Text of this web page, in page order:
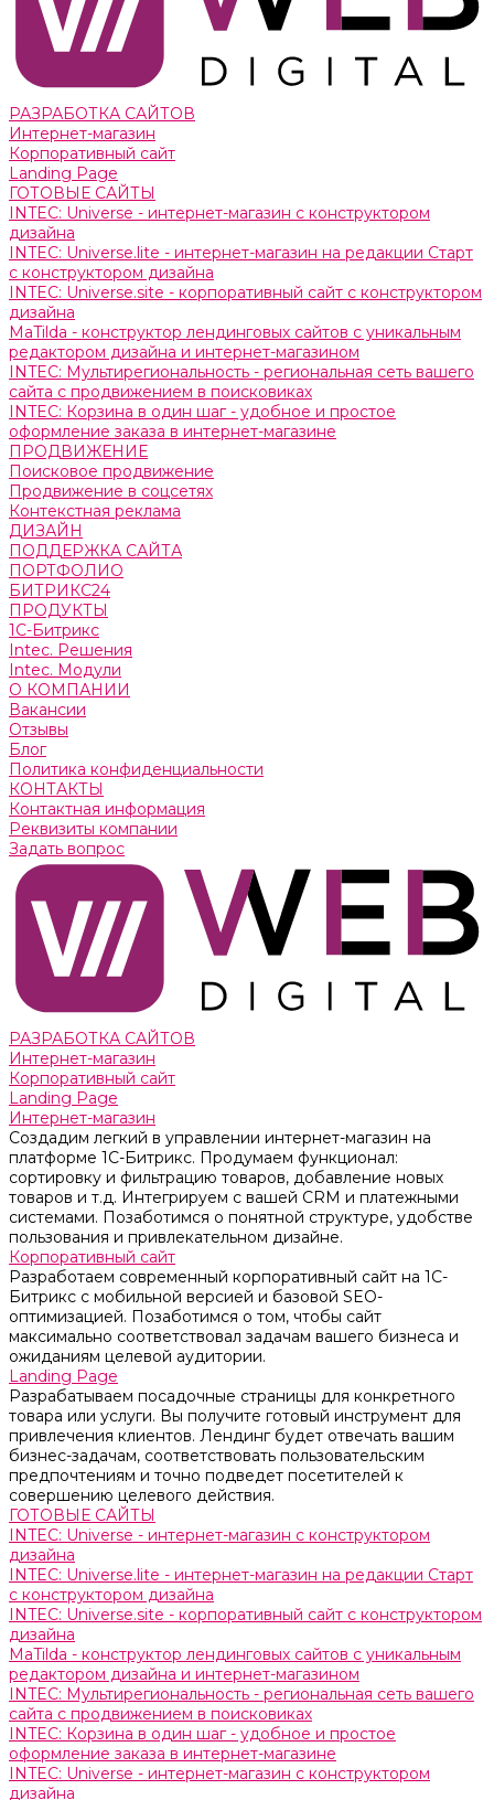
РАЗРАБОТКА САЙТОВ
Интернет-магазин
Корпоративный сайт
Landing Page
ГОТОВЫЕ САЙТЫ
INTEC: Universe - интернет-магазин с конструктором
дизайна
INTEC: Universe.lite - интернет-магазин на редакции Старт
с конструктором дизайна
INTEC: Universe.site - корпоративный сайт с конструктором
дизайна
MaTilda - конструктор лендинговых сайтов с уникальным
редактором дизайна и интернет-магазином
INTEC: Мультирегиональность - региональная сеть вашего
сайта с продвижением в поисковиках
INTEC: Корзина в один шаг - удобное и простое
оформление заказа в интернет-магазине
ПРОДВИЖЕНИЕ
Поисковое продвижение
Продвижение в соцсетях
Контекстная реклама
ДИЗАЙН
ПОДДЕРЖКА САЙТА
ПОРТФОЛИО
БИТРИКС24
ПРОДУКТЫ
1С-Битрикс
Intec. Решения
Intec. Модули
О КОМПАНИИ
Вакансии
Отзывы
Блог
Политика конфиденциальности
КОНТАКТЫ
Контактная информация
Реквизиты компании
Задать вопрос
РАЗРАБОТКА САЙТОВ
Интернет-магазин
Корпоративный сайт
Landing Page
Интернет-магазин
Создадим легкий в управлении интернет-магазин на
платформе 1С-Битрикс. Продумаем функционал:
сортировку и фильтрацию товаров, добавление новых
товаров и т.д. Интегрируем с вашей CRM и платежными
системами. Позаботимся о понятной структуре, удобстве
пользования и привлекательном дизайне.
Корпоративный сайт
Разработаем современный корпоративный сайт на 1С-
Битрикс с мобильной версией и базовой SEO-
оптимизацией. Позаботимся о том, чтобы сайт
максимально соответствовал задачам вашего бизнеса и
ожиданиям целевой аудитории.
Landing Page
Разрабатываем посадочные страницы для конкретного
товара или услуги. Вы получите готовый инструмент для
привлечения клиентов. Лендинг будет отвечать вашим
бизнес-задачам, соответствовать пользовательским
предпочтениям и точно подведет посетителей к
совершению целевого действия.
ГОТОВЫЕ САЙТЫ
INTEC: Universe - интернет-магазин с конструктором
дизайна
INTEC: Universe.lite - интернет-магазин на редакции Старт
с конструктором дизайна
INTEC: Universe.site - корпоративный сайт с конструктором
дизайна
MaTilda - конструктор лендинговых сайтов с уникальным
редактором дизайна и интернет-магазином
INTEC: Мультирегиональность - региональная сеть вашего
сайта с продвижением в поисковиках
INTEC: Корзина в один шаг - удобное и простое
оформление заказа в интернет-магазине
INTEC: Universe - интернет-магазин с конструктором
дизайна